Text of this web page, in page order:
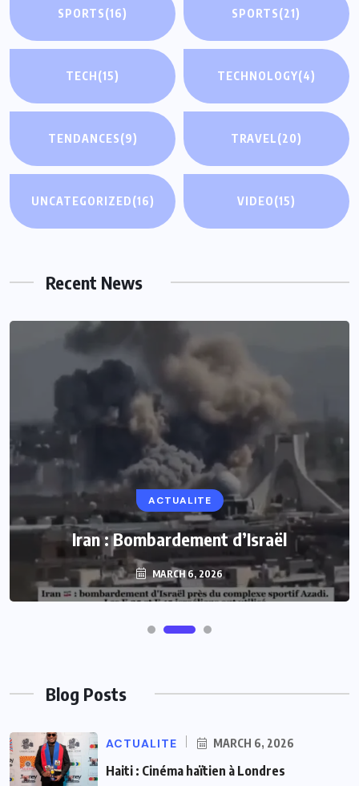
SPORTS(16) SPORTS(21)
TECH(15) TECHNOLOGY(4)
TENDANCES(9) TRAVEL(20)
UNCATEGORIZED(16) VIDEO(15)
Recent News
ACTUALITE
Iran : Bombardement d’Israël
MARCH 6, 2026
Blog Posts
ACTUALITE MARCH 6, 2026
Haiti : Cinéma haïtien à Londres